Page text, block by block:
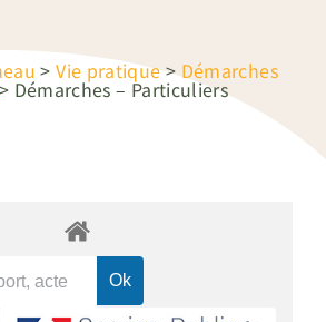
>Vie pratique>Démarches
> Démarches – Particuliers